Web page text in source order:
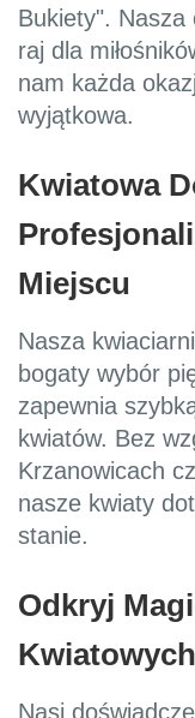
Bukiety". Nasza
raj dla
nam każda
wyjątkowa.
Kwiatowa
Miejscu
Nasza
bogaty wybór
zapewnia
kwiatów. Bez
Krzanowicach
nasze kwiaty
stanie.
Odkryj
Nasi